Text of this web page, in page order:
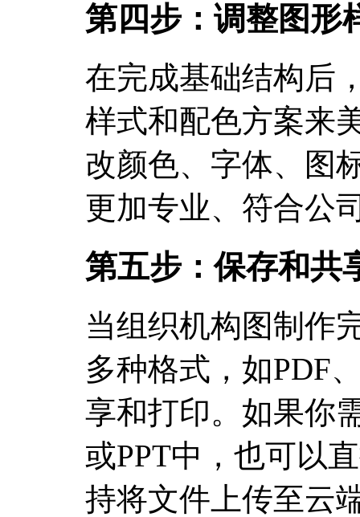
第四步：调整图形
在完成基础结构后
样式和配色方案来
改颜色、字体、图
更加专业、符合公
第五步：保存和共
当组织机构图制作
多种格式，如PDF
享和打印。如果你
或PPT中，也可以
持将文件上传至云